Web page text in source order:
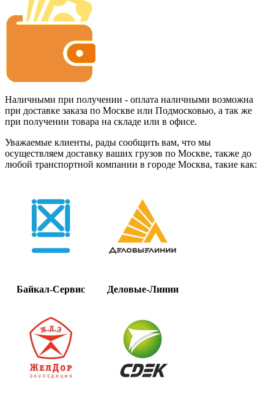
Наличными при получении - оплата наличными возможна
при доставке заказа по Москве или Подмосковью, а так же
при получении товара на складе или в офисе.
Уважаемые клиенты, рады сообщить вам, что мы
осуществляем доставку ваших грузов по Москве, также до
любой транспортной компании в городе Москва, такие как:
Байкал-Сервис Деловые-Линии